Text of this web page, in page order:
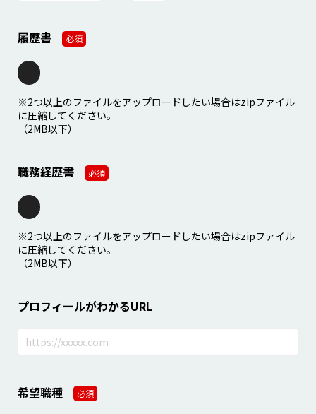
履歴書 必須
※2つ以上のファイルをアップロードしたい場合はzipファイル
に圧縮してください。
（2MB以下）
職務経歴書 必須
※2つ以上のファイルをアップロードしたい場合はzipファイル
に圧縮してください。
（2MB以下）
プロフィールがわかるURL
希望職種 必須